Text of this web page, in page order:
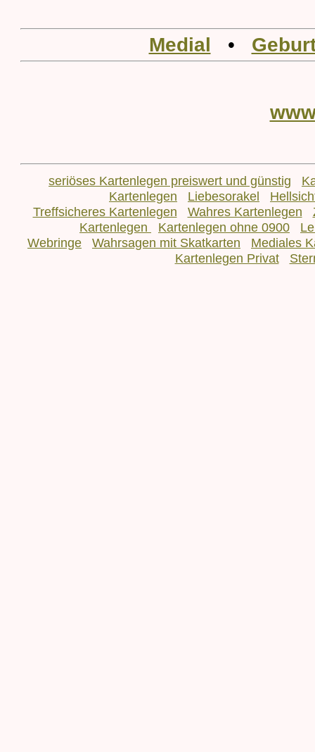
Medial •
seriöses Kartenlegen preiswert und günstig
Kartenlegen
Liebesorakel
Treffsicheres Kartenlegen
Wahres Kartenlegen
Kartenlegen
Kartenlegen ohne 0900
Webringe
Wahrsagen mit Skatkarten
Mediales
Kartenlegen Privat